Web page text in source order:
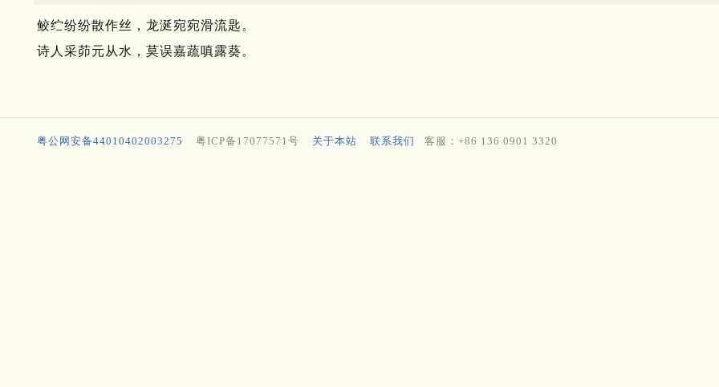
鲛纻纷纷散作丝，龙涎宛宛滑流匙。
诗人采茆元从水，莫误嘉蔬嗔露葵。
粤公网安备44010402003275 粤ICP备17077571号 关于本站 联系我们 客服：+86 136 0901 3320